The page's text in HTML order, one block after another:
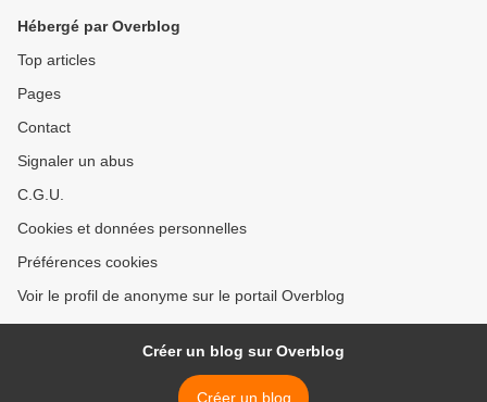
Hébergé par Overblog
Top articles
Pages
Contact
Signaler un abus
C.G.U.
Cookies et données personnelles
Préférences cookies
Voir le profil de anonyme sur le portail Overblog
Créer un blog sur Overblog
Créer un blog